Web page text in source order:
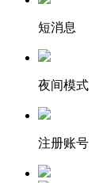
短消息
夜间模式
注册账号